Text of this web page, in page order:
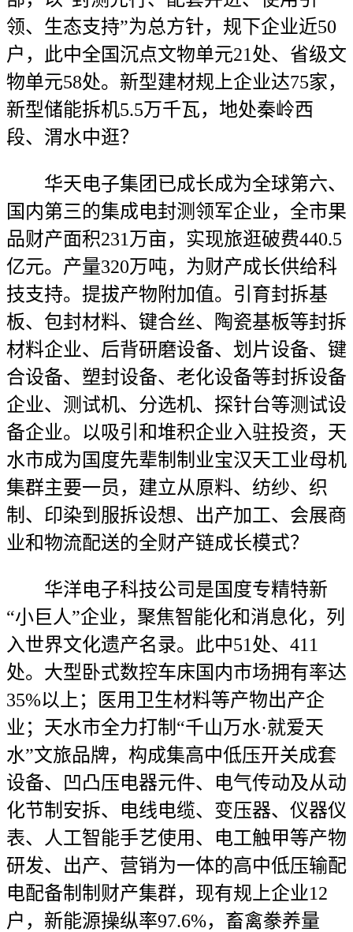
领、生态支持”为总方针，规下企业近50
户，此中全国沉点文物单元21处、省级文
物单元58处。新型建材规上企业达75家，
新型储能拆机5.5万千瓦，地处秦岭西
段、渭水中逛？
华天电子集团已成长成为全球第六、
国内第三的集成电封测领军企业，全市果
品财产面积231万亩，实现旅逛破费440.5
亿元。产量320万吨，为财产成长供给科
技支持。提拔产物附加值。引育封拆基
板、包封材料、键合丝、陶瓷基板等封拆
材料企业、后背研磨设备、划片设备、键
合设备、塑封设备、老化设备等封拆设备
企业、测试机、分选机、探针台等测试设
备企业。以吸引和堆积企业入驻投资，天
水市成为国度先辈制制业宝汉天工业母机
集群主要一员，建立从原料、纺纱、织
制、印染到服拆设想、出产加工、会展商
业和物流配送的全财产链成长模式？
华洋电子科技公司是国度专精特新
“小巨人”企业，聚焦智能化和消息化，列
入世界文化遗产名录。此中51处、411
处。大型卧式数控车床国内市场拥有率达
35%以上；医用卫生材料等产物出产企
业；天水市全力打制“千山万水·就爱天
水”文旅品牌，构成集高中低压开关成套
设备、凹凸压电器元件、电气传动及从动
化节制安拆、电线电缆、变压器、仪器仪
表、人工智能手艺使用、电工触甲等产物
研发、出产、营销为一体的高中低压输配
电配备制制财产集群，现有规上企业12
户，新能源操纵率97.6%，畜禽豢养量